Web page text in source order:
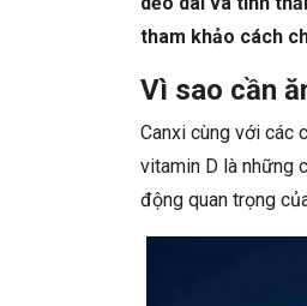
tham khảo cách
Vì sao cần
Canxi cùng với các
vitamin D là những
động quan trọng